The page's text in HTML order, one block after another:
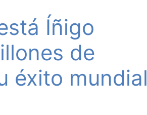
Íñigo
de
éxito mundial